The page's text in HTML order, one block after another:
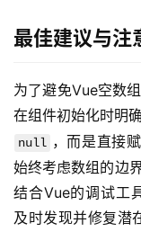
云
计
最佳建议与注
为了避免Vue空数
在组件初始化时明
null ，而是直接
始终考虑数组的边
结合Vue的调试工
及时发现并修复潜